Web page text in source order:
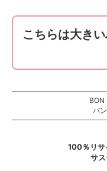
こちらは大き
BON
パ
100％リサ
サ